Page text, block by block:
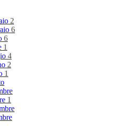
2
6
6
1
4
2
1
1